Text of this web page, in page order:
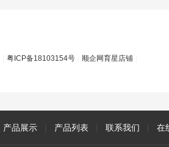
粤ICP备18103154号 顺企网育星店铺
产品展示 产品列表 联系我们 在